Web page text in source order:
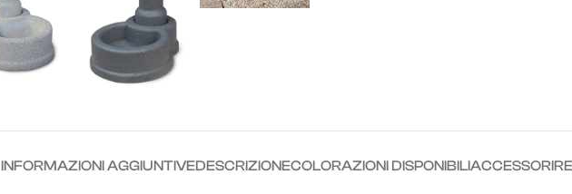
INFORMAZIONI AGGIUNTIVEDESCRIZIONECOLORAZIONI DISPONIBILIACCESSORI